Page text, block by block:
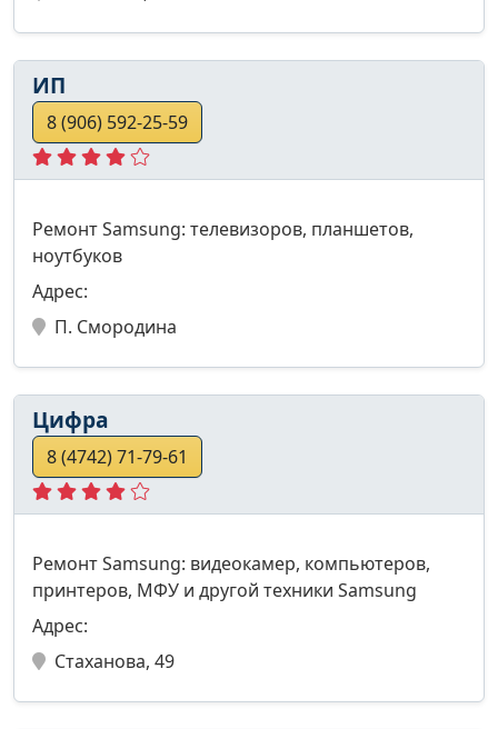
ИП
8 (906) 592-25-59
Ремонт Samsung: телевизоров, планшетов,
ноутбуков
Адрес:
П. Смородина
Цифра
8 (4742) 71-79-61
Ремонт Samsung: видеокамер, компьютеров,
принтеров, МФУ и другой техники Samsung
Адрес:
Стаханова, 49